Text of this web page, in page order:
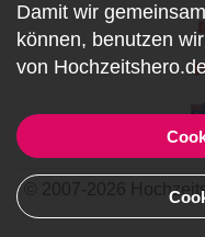
© 2007-2026
Damit wir
können, benutzen wir
von